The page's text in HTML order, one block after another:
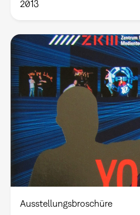
2013
Ausstellungsbroschüre